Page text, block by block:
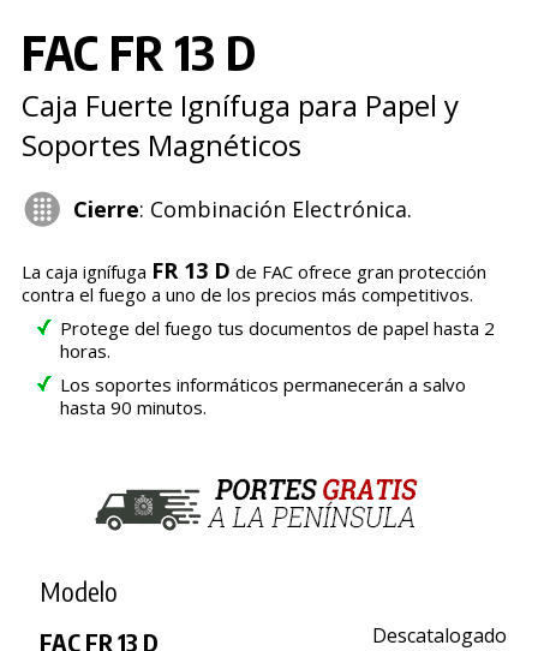
FAC FR 13 D
Caja Fuerte Ignífuga para Papel y
Soportes Magnéticos
Cierre: Combinación Electrónica.
La caja ignífuga FR 13 D de FAC ofrece gran protección
contra el fuego a uno de los precios más competitivos.
Protege del fuego tus documentos de papel hasta 2
horas.
Los soportes informáticos permanecerán a salvo
hasta 90 minutos.
Modelo
FAC FR 13 D Descatalogado